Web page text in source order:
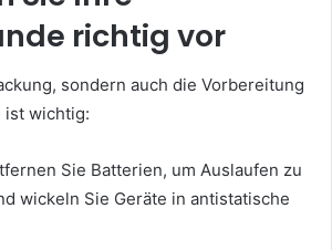
richtig vor
sondern auch die Vorbereitung
ist wichtig:
Sie Batterien, um Auslaufen zu
wickeln Sie Geräte in antistatische